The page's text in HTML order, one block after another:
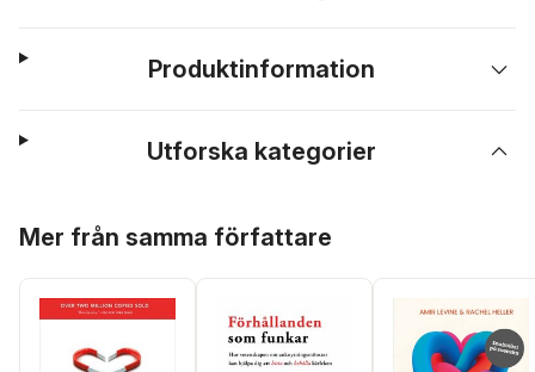
Produktinformation
Utforska kategorier
Mer från samma författare